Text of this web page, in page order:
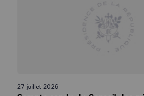
27 juillet 2026